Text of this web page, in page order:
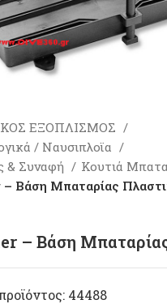
για μεγέθυνση
ΕΞΟΠΛΙΣΜΟΣ
/ Ναυσιπλοϊα
& Συναφή
Κουτιά
Βάση Μπαταρίας
– Βάση
44488